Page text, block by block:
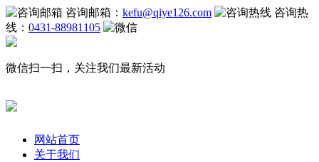
咨询邮箱： kefu@qiye126.com
咨询热
线： 0431-88981105
微信扫一扫，关注我们最新活动
网站首页
关于我们